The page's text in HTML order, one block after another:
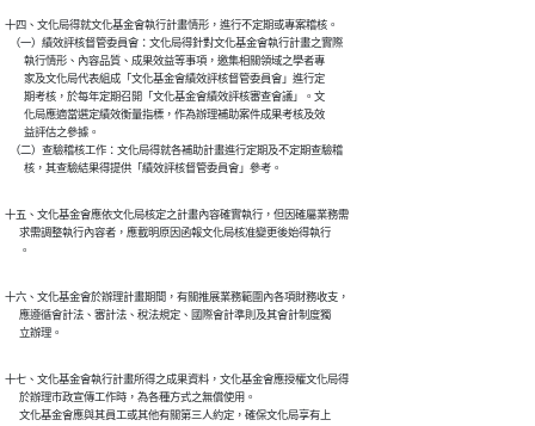
十四、文化局得就文化基金會執行計畫情形，進行不定期或專案稽核。
  （一）績效評核督管委員會：文化局得針對文化基金會執行計畫之實際
        執行情形、內容品質、成果效益等事項，邀集相關領域之學者專
        家及文化局代表組成「文化基金會績效評核督管委員會」進行定
        期考核，於每年定期召開「文化基金會績效評核審查會議」。文
        化局應適當選定績效衡量指標，作為辦理補助案件成果考核及效
        益評估之參據。
  （二）查驗稽核工作：文化局得就各補助計畫進行定期及不定期查驗稽
        核，其查驗結果得提供「績效評核督管委員會」參考。
十五、文化基金會應依文化局核定之計畫內容確實執行，但因確屬業務需
      求需調整執行內容者，應載明原因函報文化局核准變更後始得執行
      。
十六、文化基金會於辦理計畫期間，有關推展業務範圍內各項財務收支，
      應遵循會計法、審計法、稅法規定、國際會計準則及其會計制度獨
      立辦理。
十七、文化基金會執行計畫所得之成果資料，文化基金會應授權文化局得
      於辦理市政宣傳工作時，為各種方式之無償使用。
      文化基金會應與其員工或其他有關第三人約定，確保文化局享有上